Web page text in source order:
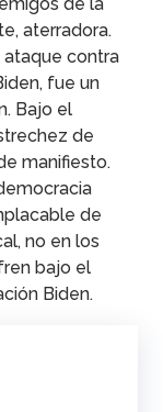
aterradora.
ataque contra
fue un
Bajo el
de
manifiesto.
de
no en los
bajo el
Biden.